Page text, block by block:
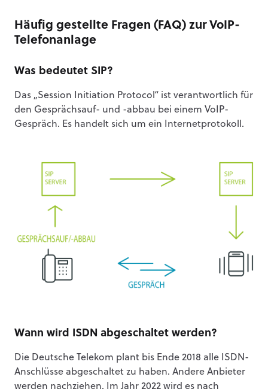
Häufig gestellte Fragen (FAQ) zur VoIP-
Telefonanlage
Was bedeutet SIP?
Das „Session Initiation Protocol“ ist verantwortlich für
den Gesprächsauf- und -abbau bei einem VoIP-
Gespräch. Es handelt sich um ein Internetprotokoll.
Wann wird ISDN abgeschaltet werden?
Die Deutsche Telekom plant bis Ende 2018 alle ISDN-
Anschlüsse abgeschaltet zu haben. Andere Anbieter
werden nachziehen. Im Jahr 2022 wird es nach